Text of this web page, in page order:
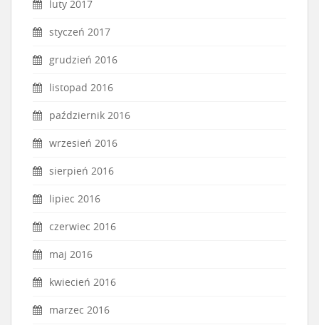
luty 2017
styczeń 2017
grudzień 2016
listopad 2016
październik 2016
wrzesień 2016
sierpień 2016
lipiec 2016
czerwiec 2016
maj 2016
kwiecień 2016
marzec 2016